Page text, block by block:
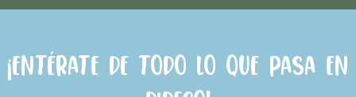
¡Entérate de todo lo que pasa en